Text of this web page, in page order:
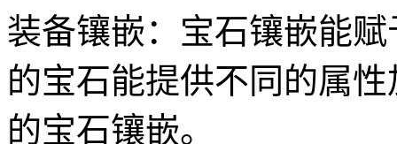
装备镶嵌：宝石镶嵌能
的宝石能提供不同的属
的宝石镶嵌。